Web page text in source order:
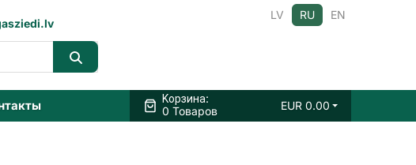
LV RU EN
Kорзина:
0 Товаров
EUR 0.00